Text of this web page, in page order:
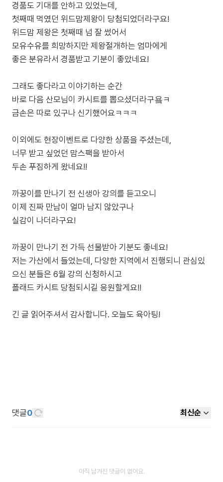
경품도 기대를 안하고 있었는데,
첫째때 먹였던 위드맘제왕이 당첨되었더라구요!
위드맘 제왕은 첫째때 넘 잘 썼어서
모유수유를 희망하지만 제왕절개하는 엄마에게
좋은 분유라서 경품받고 기분이 좋았네요!
그래도 좋다라고 이야기하는 순간
바로 다음 산모님이 카시트를 뽑으셨더라구욬ㅋ
금손은 따로 있구나 신기했어요ㅋㅋㅋ
이외에도 현장이벤트로 다양한 상품을 주셨는데,
너무 받고 싶었던 맘스팩을 받아서
두손 푸짐하게 왔네요!!
까꿍이를 만나기 전 신생아 강의를 듣고오니
이제 진짜 만남이 얼마 남지 않았구나
실감이 나더라구요!
까꿍이 만나기 전 가득 선물받아 기분도 좋네요!
저는 가산에서 들었는데, 다양한 지역에서 진행되니 관심있
으신 분들은 6월 강의 신청하시고
폴래드 카시트 당첨되시길 응원할게요!!
긴 글 읽어주셔서 감사합니다. 오늘도 육아팅!
댓글0 최신순
아직 남겨진 댓글이 없어요.